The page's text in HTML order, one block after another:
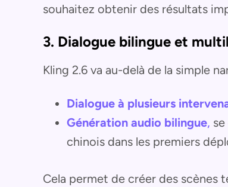
souhaitez obtenir des résultats
3. Dialogue bilingue et
Kling 2.6 va au-delà de la simple
Dialogue à plusieurs
Génération audio bilingue,
chinois dans les premiers
Cela permet de créer des scènes